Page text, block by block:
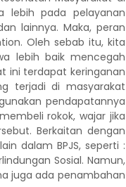
lebih pada pelayanan
lainnya. Maka, peran
Oleh sebab itu, kita
lebih baik mencegah
ini terdapat keringanan
terjadi di masyarakat
pendapatannya
rokok, wajar jika
Berkaitan dengan
dalam BPJS, seperti :
Sosial. Namun,
juga ada penambahan